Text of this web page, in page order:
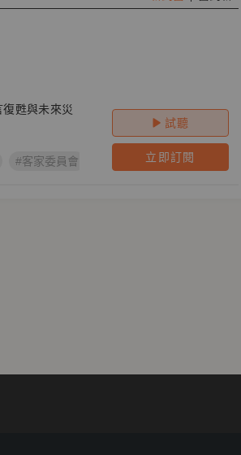
甦與未來災
#客家委員會 #客語文學作家
試聽
立即訂閱